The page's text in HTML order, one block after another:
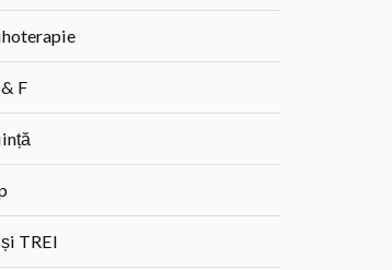
F
TREI